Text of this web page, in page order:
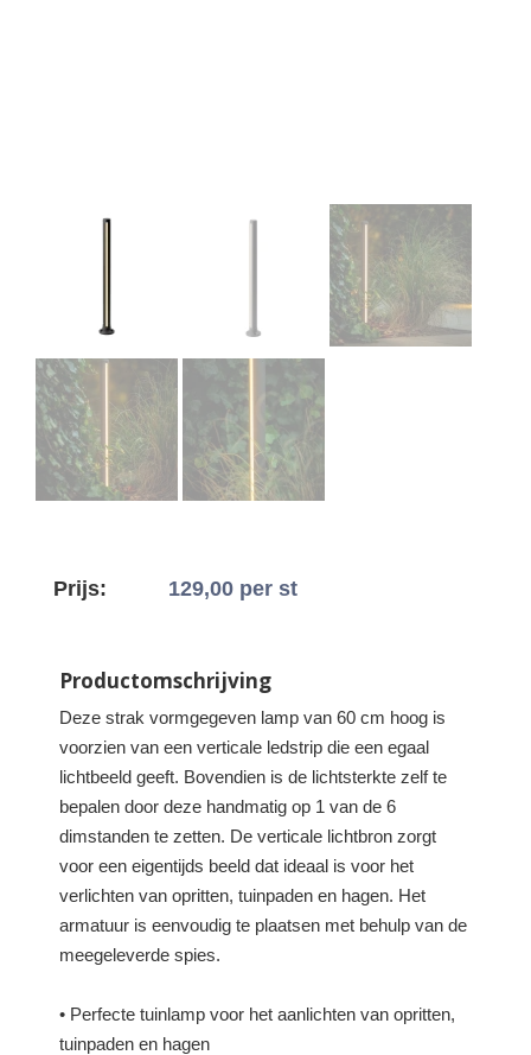
Prijs: 129,00 per st
Productomschrijving
Deze strak vormgegeven lamp van 60 cm hoog is
voorzien van een verticale ledstrip die een egaal
lichtbeeld geeft. Bovendien is de lichtsterkte zelf te
bepalen door deze handmatig op 1 van de 6
dimstanden te zetten. De verticale lichtbron zorgt
voor een eigentijds beeld dat ideaal is voor het
verlichten van opritten, tuinpaden en hagen. Het
armatuur is eenvoudig te plaatsen met behulp van de
meegeleverde spies.
• Perfecte tuinlamp voor het aanlichten van opritten,
tuinpaden en hagen